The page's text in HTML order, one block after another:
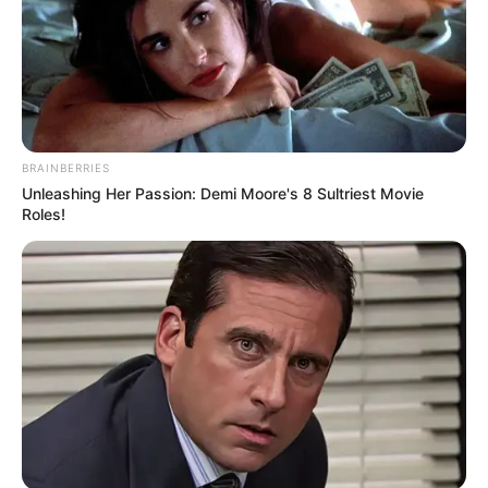
(foto: curlsenrote)
BRAINBERRIES
Unleashing Her Passion: Demi Moore's 8 Sultriest Movie
Roles!